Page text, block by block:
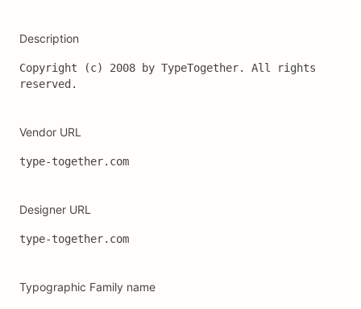
Description
Copyright (c) 2008 by TypeTogether. All rights
reserved.
Vendor URL
type-together.com
Designer URL
type-together.com
Typographic Family name